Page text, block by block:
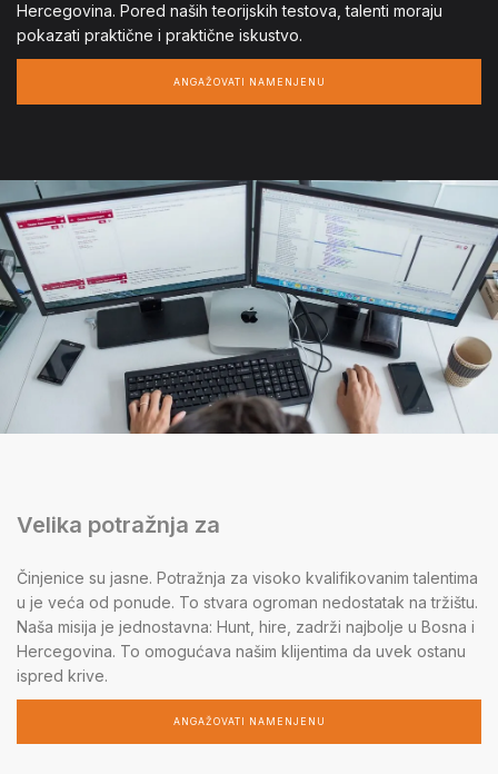
Hercegovina. Pored naših teorijskih testova, talenti moraju
pokazati praktične i praktične iskustvo.
ANGAŽOVATI NAMENJENU
Velika potražnja za
Činjenice su jasne. Potražnja za visoko kvalifikovanim talentima
u je veća od ponude. To stvara ogroman nedostatak na tržištu.
Naša misija je jednostavna: Hunt, hire, zadrži najbolje u Bosna i
Hercegovina. To omogućava našim klijentima da uvek ostanu
ispred krive.
ANGAŽOVATI NAMENJENU